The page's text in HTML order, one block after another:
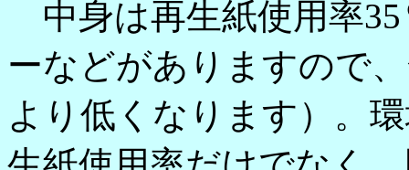
中身は再生紙使用率
ーなどがありますので
より低くなります）。